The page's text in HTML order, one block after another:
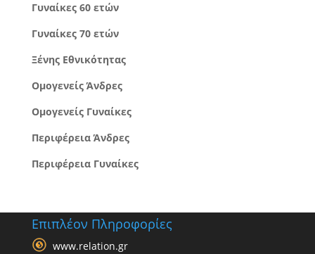
Γυναίκες 60 ετών
Γυναίκες 70 ετών
Ξένης Εθνικότητας
Ομογενείς Άνδρες
Ομογενείς Γυναίκες
Περιφέρεια Άνδρες
Περιφέρεια Γυναίκες
Επιπλέον Πληροφορίες
www.relation.gr